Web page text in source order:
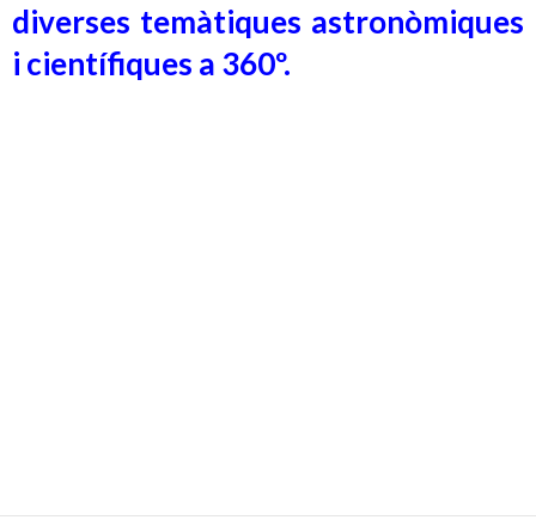
diverses temàtiques astronòmiques
i científiques a 360º.